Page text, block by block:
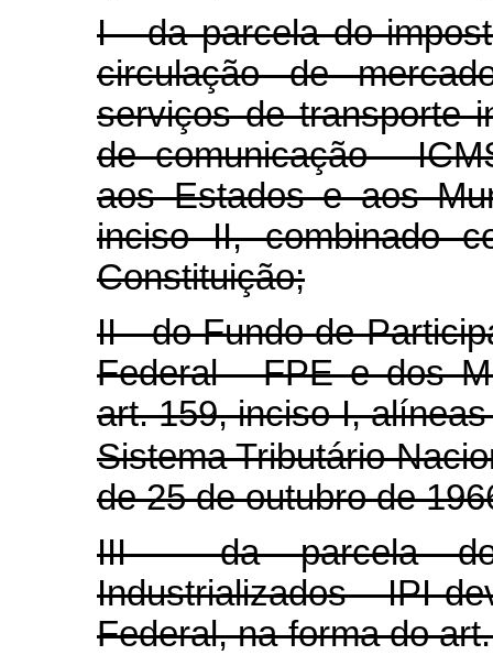
I - da parcela do
circulação de
serviços de transporte
de comunicação -
aos Estados e aos
inciso II, combinado
Constituição;
II - do Fundo de
Federal - FPE e dos
art. 159, inciso I, alíneas
Sistema Tributário
de 25 de outubro de
III - da parcela do
Industrializados - IPI
Federal, na forma do